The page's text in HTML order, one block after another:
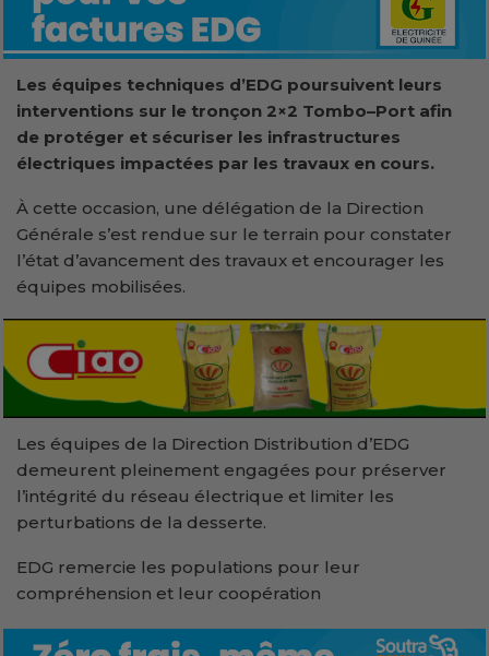
Les équipes techniques d’EDG poursuivent leurs
interventions sur le tronçon 2×2 Tombo–Port afin
de protéger et sécuriser les infrastructures
électriques impactées par les travaux en cours.
À cette occasion, une délégation de la Direction
Générale s’est rendue sur le terrain pour constater
l’état d’avancement des travaux et encourager les
équipes mobilisées.
Les équipes de la Direction Distribution d’EDG
demeurent pleinement engagées pour préserver
l’intégrité du réseau électrique et limiter les
perturbations de la desserte.
EDG remercie les populations pour leur
compréhension et leur coopération